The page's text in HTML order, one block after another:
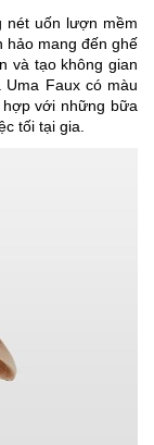
nét uốn lượn mềm
hảo mang đến ghế
và tạo không gian
Faux có màu
với những bữa
tối tại gia.